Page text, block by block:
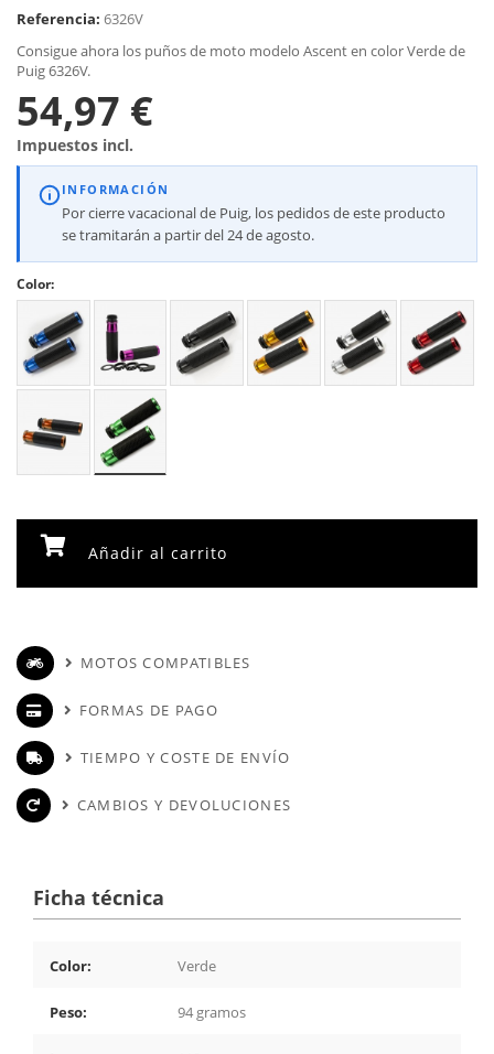
Referencia: 6326V
Consigue ahora los puños de moto modelo Ascent en color Verde de
Puig 6326V.
54,97 €
Impuestos incl.
INFORMACIÓN
Por cierre vacacional de Puig, los pedidos de este producto
se tramitarán a partir del 24 de agosto.
Color:
Añadir al carrito
MOTOS COMPATIBLES
FORMAS DE PAGO
TIEMPO Y COSTE DE ENVÍO
CAMBIOS Y DEVOLUCIONES
Ficha técnica
Color: Verde
Peso: 94 gramos